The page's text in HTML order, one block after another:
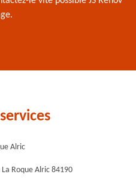
Alric
Roque Alric 84190